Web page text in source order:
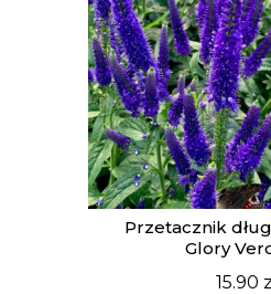
Przetacznik
Glory
15.90